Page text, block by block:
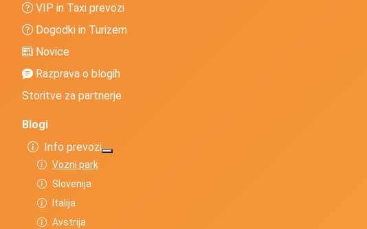
VIP in Taxi prevozi
Dogodki in Turizem
Novice
Razprava o blogih
Storitve za partnerje
Blogi
Info prevozi
Vozni park
Slovenija
Italija
Avstrija